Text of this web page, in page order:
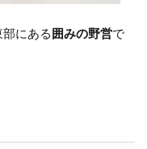
にある囲みの野営で